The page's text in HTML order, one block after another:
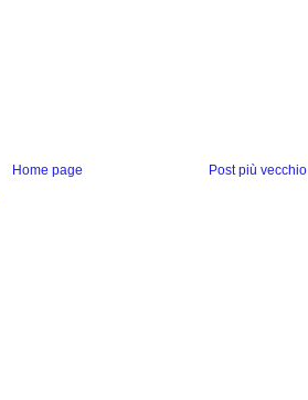
Post più vecchio
Home page